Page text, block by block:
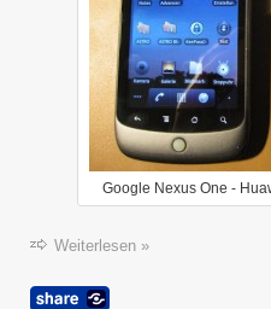
Google Nexus One -
Weiterlesen »